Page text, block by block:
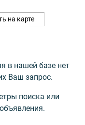
на карте
в нашей базе нет
Ваш запрос.
поиска или